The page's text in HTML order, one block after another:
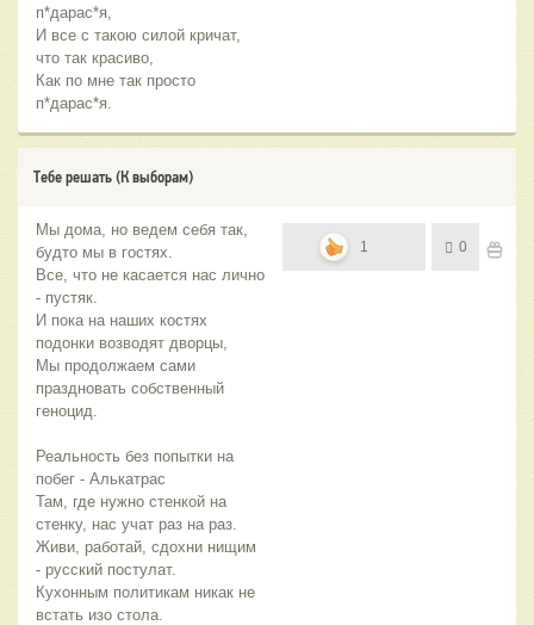
п*дарас*я,
И все с такою силой кричат,
что так красиво,
Как по мне так просто
п*дарас*я.
Тебе решать (К выборам)
Мы дома, но ведем себя так,
будто мы в гостях.
Все, что не касается нас лично
- пустяк.
И пока на наших костях
подонки возводят дворцы,
Мы продолжаем сами
праздновать собственный
геноцид.
Реальность без попытки на
побег - Алькатрас
Там, где нужно стенкой на
стенку, нас учат раз на раз.
Живи, работай, сдохни нищим
- русский постулат.
Кухонным политикам никак не
встать изо стола.
1 0